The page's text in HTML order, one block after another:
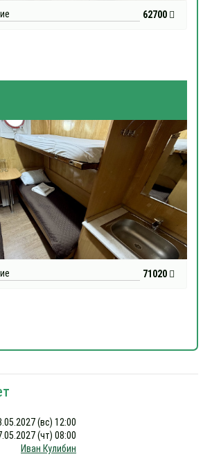
62700
71020
(вс) 12:00
(чт) 08:00
Иван Кулибин